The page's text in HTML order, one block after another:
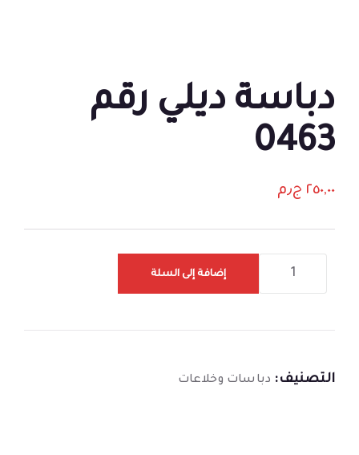
دباسة ديلي رقم
0463
٢٥٠,٠٠ ج٫م
إضافة إلى السلة
التصنيف: دباسات وخلاعات